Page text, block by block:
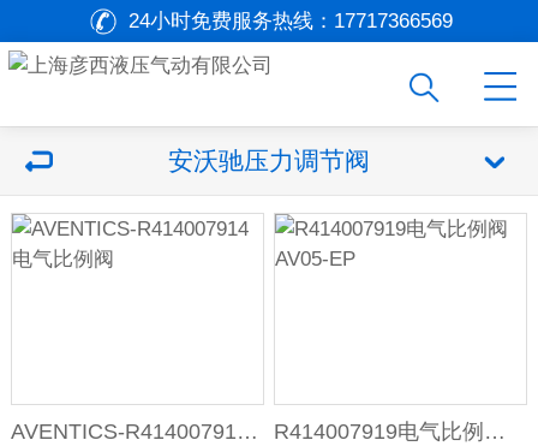
24小时免费服务热线： 17717366569
安沃驰压力调节阀
AVENTICS-R414007914电气比例阀 R414007919电气比例阀AV05-EP